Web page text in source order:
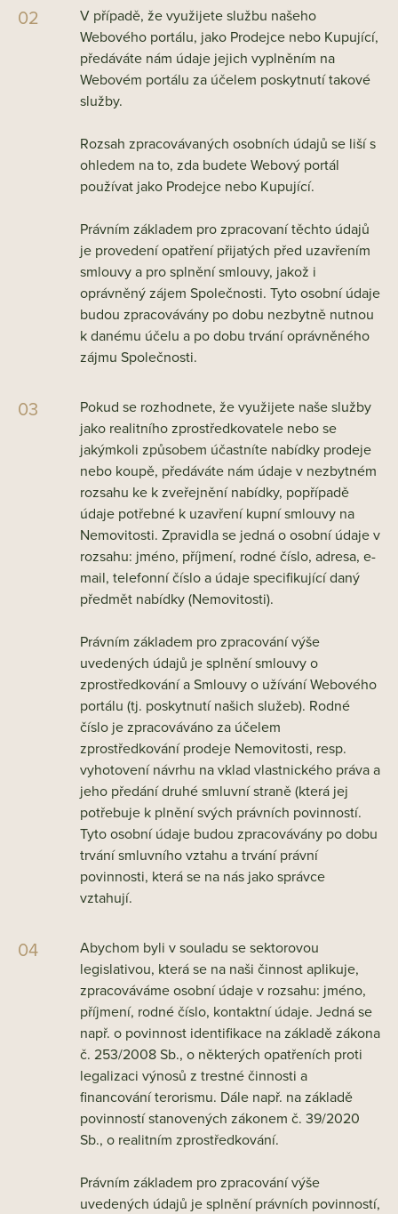
V případě, že využijete službu našeho
Webového portálu, jako Prodejce nebo Kupující,
předáváte nám údaje jejich vyplněním na
Webovém portálu za účelem poskytnutí takové
služby.
Rozsah zpracovávaných osobních údajů se liší s
ohledem na to, zda budete Webový portál
používat jako Prodejce nebo Kupující.
Právním základem pro zpracovaní těchto údajů
je provedení opatření přijatých před uzavřením
smlouvy a pro splnění smlouvy, jakož i
oprávněný zájem Společnosti. Tyto osobní údaje
budou zpracovávány po dobu nezbytně nutnou
k danému účelu a po dobu trvání oprávněného
zájmu Společnosti.
Pokud se rozhodnete, že využijete naše služby
jako realitního zprostředkovatele nebo se
jakýmkoli způsobem účastníte nabídky prodeje
nebo koupě, předáváte nám údaje v nezbytném
rozsahu ke k zveřejnění nabídky, popřípadě
údaje potřebné k uzavření kupní smlouvy na
Nemovitosti. Zpravidla se jedná o osobní údaje v
rozsahu: jméno, příjmení, rodné číslo, adresa, e-
mail, telefonní číslo a údaje specifikující daný
předmět nabídky (Nemovitosti).
Právním základem pro zpracování výše
uvedených údajů je splnění smlouvy o
zprostředkování a Smlouvy o užívání Webového
portálu (tj. poskytnutí našich služeb). Rodné
číslo je zpracováváno za účelem
zprostředkování prodeje Nemovitosti, resp.
vyhotovení návrhu na vklad vlastnického práva a
jeho předání druhé smluvní straně (která jej
potřebuje k plnění svých právních povinností.
Tyto osobní údaje budou zpracovávány po dobu
trvání smluvního vztahu a trvání právní
povinnosti, která se na nás jako správce
vztahují.
Abychom byli v souladu se sektorovou
legislativou, která se na naši činnost aplikuje,
zpracováváme osobní údaje v rozsahu: jméno,
příjmení, rodné číslo, kontaktní údaje. Jedná se
např. o povinnost identifikace na základě zákona
č. 253/2008 Sb., o některých opatřeních proti
legalizaci výnosů z trestné činnosti a
financování terorismu. Dále např. na základě
povinností stanovených zákonem č. 39/2020
Sb., o realitním zprostředkování.
Právním základem pro zpracování výše
uvedených údajů je splnění právních povinností,